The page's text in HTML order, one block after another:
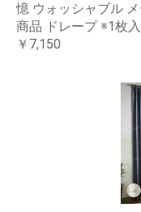
憶 ウォッシャブル
商品 ドレープ ※1枚入
￥7,150